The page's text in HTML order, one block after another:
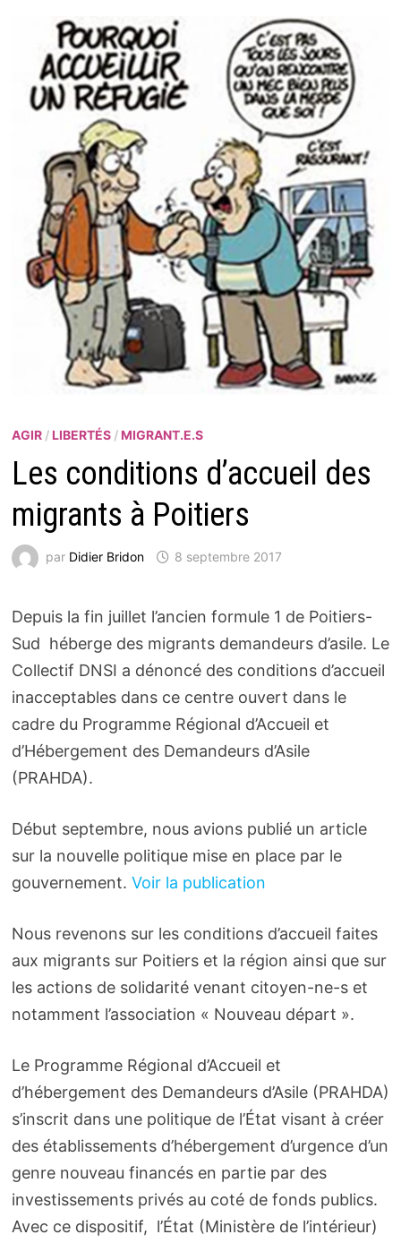
AGIR/ LIBERTÉS/ MIGRANT.E.S
Les conditions d’accueil des
migrants à Poitiers
par Didier Bridon 8 septembre 2017
Depuis la fin juillet l’ancien formule 1 de Poitiers-
Sud héberge des migrants demandeurs d’asile. Le
Collectif DNSI a dénoncé des conditions d’accueil
inacceptables dans ce centre ouvert dans le
cadre du Programme Régional d’Accueil et
d’Hébergement des Demandeurs d’Asile
(PRAHDA).
Début septembre, nous avions publié un article
sur la nouvelle politique mise en place par le
gouvernement. Voir la publication
Nous revenons sur les conditions d’accueil faites
aux migrants sur Poitiers et la région ainsi que sur
les actions de solidarité venant citoyen-ne-s et
notamment l’association « Nouveau départ ».
Le Programme Régional d’Accueil et
d’hébergement des Demandeurs d’Asile (PRAHDA)
s’inscrit dans une politique de l’État visant à créer
des établissements d’hébergement d’urgence d’un
genre nouveau financés en partie par des
investissements privés au coté de fonds publics.
Avec ce dispositif, l’État (Ministère de l’intérieur)